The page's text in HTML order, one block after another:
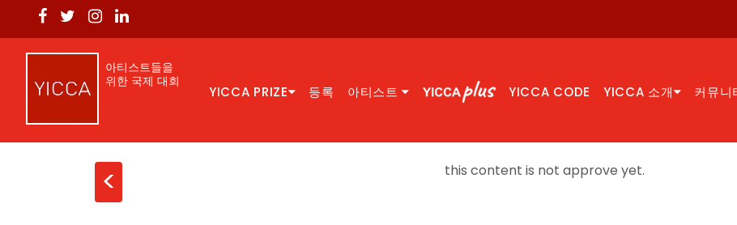
아티스트들을
위한 국제 대회
YICCA PRIZE 등록 아티스트 YICCA CODE YICCA 소개 커뮤니
< this content is not approve yet.